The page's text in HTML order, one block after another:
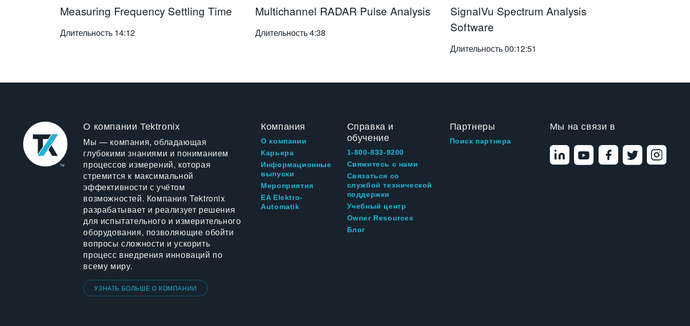
Measuring Frequency Settling Time
Длительность 14:12
Multichannel RADAR Pulse Analysis
Длительность4:38
SignalVu Spectrum Analysis
Software
Длительность00:12:51
О компании Tektronix
Мы — компания, обладающая
глубокими знаниями и пониманием
процессов измерений, которая
стремится к максимальной
эффективности с учётом
возможностей. Компания Tektronix
разрабатывает и реализует решения
для испытательного и измерительного
оборудования, позволяющие обойти
вопросы сложности и ускорить
процесс внедрения инноваций по
всему миру.
УЗНАТЬ БОЛЬШЕ О КОМПАНИИ
Компания
О компании
Карьера
Информационные
выпуски
Мероприятия
EA Elektro-
Automatik
Справка и
обучение
1-800-833-9200
Свяжитесь с нами
Связаться со
службой технической
поддержки
Учебный центр
Owner Resources
Блог
Партнеры
Поиск партнера
Мы на связи в